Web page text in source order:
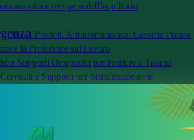
assistita e recupero dell’equilibrio
Prodotti Antinfortunistica: Cassette Pronto
e la Protezione sul Lavoro
e Supporti Ortopedici per Fratture e Traumi
e Supporti per Stabilizzazione in
e Dispositivi di Stabilizzazione per Fratture e
Bende, Garze Sterili, Kit di Primo Soccorso e